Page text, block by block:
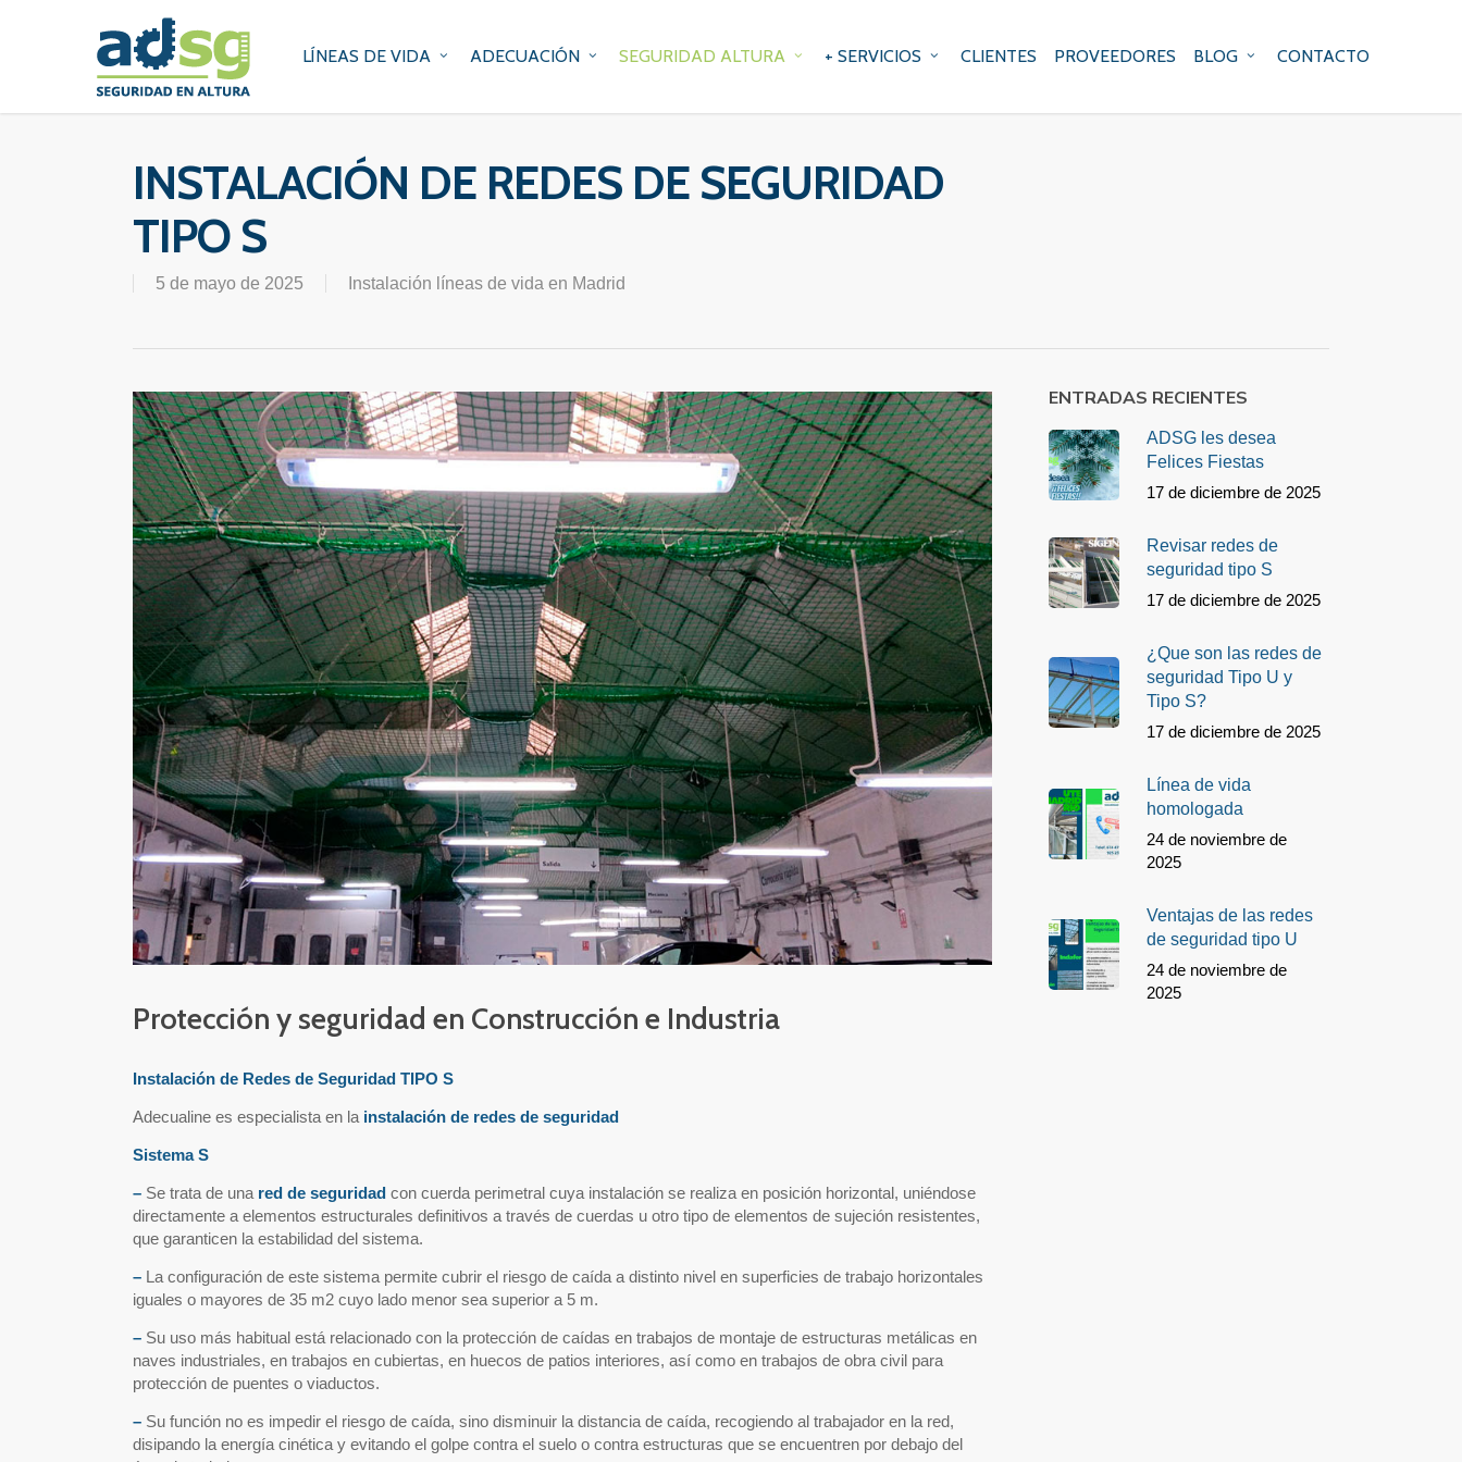
LÍNEAS DE VIDA ADECUACIÓN SEGURIDAD ALTURA + SERVICIOS CLIENTES PROVEEDORES BLOG CONTACTO
INSTALACIÓN DE REDES DE SEGURIDAD
TIPO S
5 de mayo de 2025 Instalación líneas de vida en Madrid
Protección y seguridad en Construcción e Industria
Instalación de Redes de Seguridad TIPO S
Adecualine es especialista en la instalación de redes de seguridad
Sistema S
– Se trata de una red de seguridad con cuerda perimetral cuya instalación se realiza en posición horizontal, uniéndose
directamente a elementos estructurales definitivos a través de cuerdas u otro tipo de elementos de sujeción resistentes,
que garanticen la estabilidad del sistema.
– La configuración de este sistema permite cubrir el riesgo de caída a distinto nivel en superficies de trabajo horizontales
iguales o mayores de 35 m2 cuyo lado menor sea superior a 5 m.
– Su uso más habitual está relacionado con la protección de caídas en trabajos de montaje de estructuras metálicas en
naves industriales, en trabajos en cubiertas, en huecos de patios interiores, así como en trabajos de obra civil para
protección de puentes o viaductos.
– Su función no es impedir el riesgo de caída, sino disminuir la distancia de caída, recogiendo al trabajador en la red,
disipando la energía cinética y evitando el golpe contra el suelo o contra estructuras que se encuentren por debajo del
ENTRADAS RECIENTES
ADSG les desea
Felices Fiestas
17 de diciembre de 2025
Revisar redes de
seguridad tipo S
17 de diciembre de 2025
¿Que son las redes de
seguridad Tipo U y
Tipo S?
17 de diciembre de 2025
Línea de vida
homologada
24 de noviembre de
2025
Ventajas de las redes
de seguridad tipo U
24 de noviembre de
2025